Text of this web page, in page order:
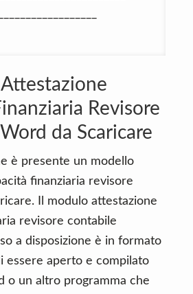
Attestazione
Revisore
da Scaricare
è presente un modello
finanziaria revisore
Il modulo attestazione
revisore contabile
a disposizione è in formato
essere aperto e compilato
o un altro programma che